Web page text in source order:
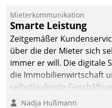
Mieterkommunikation
Smarte Leistung
Zeitgemäßer
über die der Mieter sich
immer er will. Die digitale
die Immobilienwirtschaft
selbstlaufende
Kunde und smart der
Nadja Hußmann